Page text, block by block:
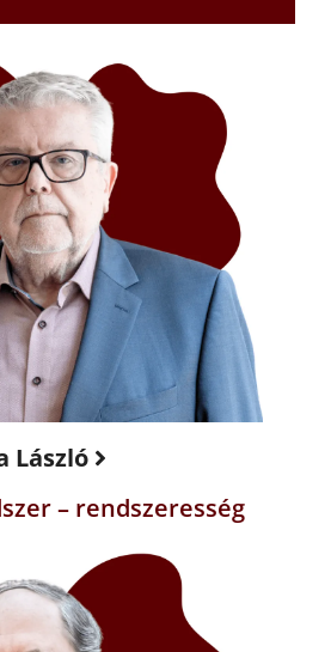
László
– rendszeresség